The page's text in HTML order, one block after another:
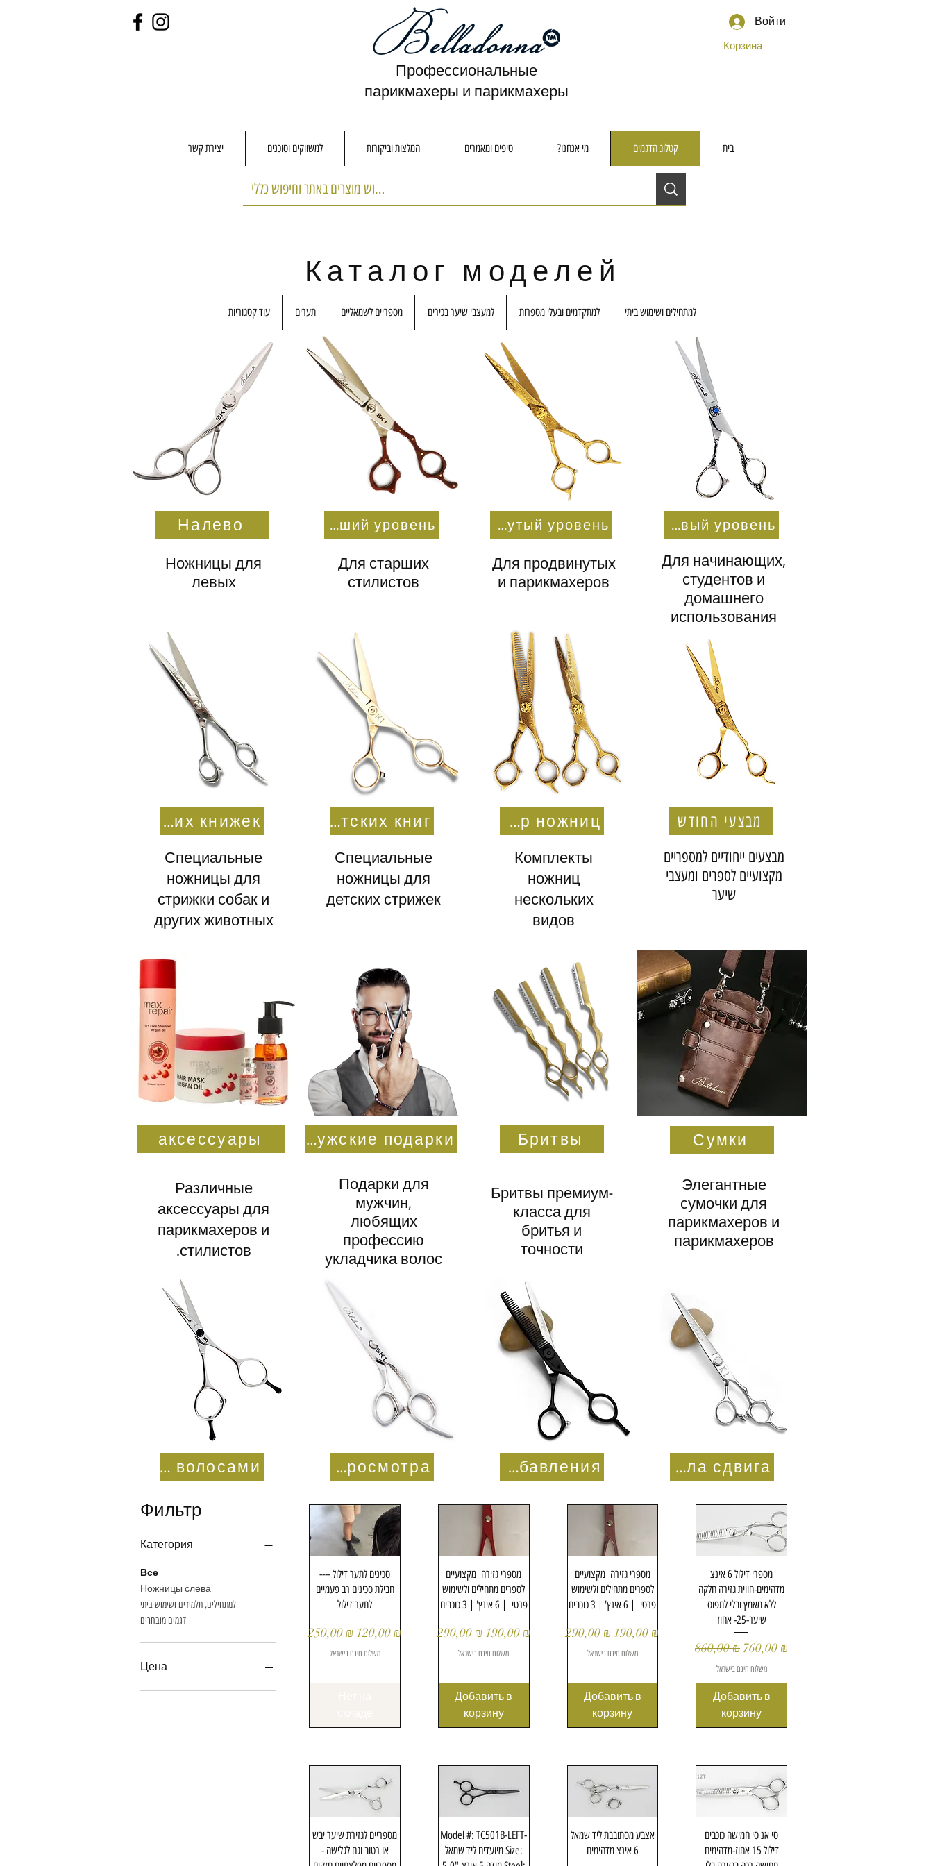
Профессиональные
парикмахеры и парикмахеры
Войти
Корзина
בית קטלוג הדגמים מי אנחנו? טיפים ומאמרים המלצות וביקורות למשווקים וסוכנים יצירת קשר
Каталог моделей
למתחילים ושימוש ביתי למתקדמים ובעלי מספרות למעצבי שיער בכירים מספריים לשמאליים תערים עוד קטגוריות
Налево
Ножницы для
левых
На высший уровень
Для старших
стилистов
На продвинутый уровень
Для продвинутых
и парикмахеров
На базовый уровень
Для начинающих,
студентов и
домашнего
использования
аксессуары
Различные
аксессуары для
парикмахеров и
стилистов.
мужские подарки
Подарки для
мужчин,
любящих
профессию
укладчика волос
Бритвы
Бритвы премиум-
класса для
бритья и
точности
Сумки
Элегантные
сумочки для
парикмахеров и
парикмахеров
Для собачьих книжек
Специальные
ножницы для
стрижки собак и
других животных
Для детских книг
Специальные
ножницы для
детских стрижек
Набор ножниц
Комплекты
ножниц
нескольких
видов
מבצעי החודש
מבצעים ייחודיים למספריים
מקצועיים לספרים ומעצבי
שיער
Уход за волосами Номер просмотра Числа разбавления Числа сдвига
Фильтр
Категория
Все
Ножницы слева
למתחילים, תלמידים ושימוש ביתי
דגמים מובחרים
Цена
Быстрый просмотр
סכינים לתער דילול ----
חבילת סכינים רב פעמיים
לתער דילול
Обычная цена
250,00 ₪ Цена со скидкой
120,00 ₪
משלוח חינם בישראל
Быстрый просмотр
מספרי גזירה מקצועיים
לספרים מתחילים ולשימוש
פרטי | 6 אינץ' | 3 כוכבים
Обычная цена
290,00 ₪ Цена со скидкой
190,00 ₪
משלוח חינם בישראל
Добавить в
корзину
Быстрый просмотр
מספרי גזירה מקצועיים
לספרים מתחילים ולשימוש
פרטי | 6 אינץ' | 3 כוכבים
Обычная цена
290,00 ₪ Цена со скидкой
190,00 ₪
משלוח חינם בישראל
Добавить в
корзину
Быстрый просмотр
מספרי דילול 6 אינצ
מדהימים-חווית גזירה חלקה
ללא מאמץ ובלי לתפוס
שיער-25- אחוז
Обычная цена
860,00 ₪ Цена со скидкой
760,00 ₪
משלוח חינם בישראל
Добавить в
корзину
Быстрый просмотр
מספריים לגזירת שיער יבש
או רטוב וגם לגלישה -
Быстрый просмотр
Model #: TC501B-LEFT-
מיועדים ליד שמאל Size:
Быстрый просмотр
אצבע מסתובבת ליד שמאל
6 אינצ מדהימים
Быстрый просмотр
סי אנ סי חמישה כוכבים
דילול 15 אחוז-מדהימים